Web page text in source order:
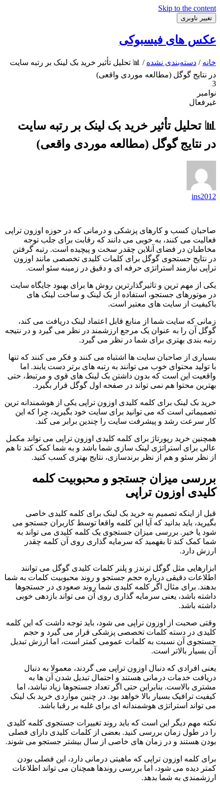
Skip to the content
تغییر ناوبری
عکس های فیسبوکی
خانه / دسته‌بندی نشده / 📊 تحلیل تأثیر خرید بک لینک بر رتبه سایت
در نتایج گوگل (مطالعه موردی واقعی)
3
نوامبر
غیرفعال
📊 تحلیل تأثیر خرید بک لینک بر رتبه سایت
در نتایج گوگل (مطالعه موردی واقعی)
ins2012
صاحبان کسب و کارهای پزشکی و درمانی که در حوزه اوزون تراپی
فعالیت می کنند، به خوبی می دانند که رقابت برای جلب توجه
مخاطبان در فضای آنلاین چقدر سخت و پیچیده است. رتبه گرفتن
در نتایج جستجوی گوگل برای کلمات کلیدی تخصصی مانند اوزون
تراپی نیازمند استراتژی حرفه ای و دقیق در زمینه سئو است.
یکی از مهم ترین و تاثیرگذارترین روش ها برای بهبود جایگاه سایت
در موتورهای جستجو، استفاده از بک لینک و ساخت لینک های
باکیفیت از سایت های معتبر است.
زمانی که سایت شما از منابع قابل اعتماد لینک دریافت می کند،
گوگل آن را به عنوان یک مرجع ارزشمند در نظر می گیرد و در نتیجه
رتبه بندی بهتری برای شما در نظر می گیرد.
بسیاری از صاحبان سایت ها اشتباه می کنند و فکر می کنند که تنها
با تولید محتوای خوب می توانند به رتبه های برتر دست یابند. اما
واقعیت این است که بدون داشتن بک لینک های قوی و مرتبط، حتی
بهترین محتوا هم نمی تواند در صفحه اول گوگل قرار بگیرد.
خرید بک لینک برای کلمه کلیدی اوزون تراپی یکی از هوشمندانه ترین
تصمیماتی است که می توانید برای سایت خود بگیرید، چرا که این
کار سرعت رشد و پیشرفت سایت را چندین برابر می کند.
همچنین خرید رپورتاژ برای کلمه کلیدی اوزون تراپی می تواند مکمل
عالی برای استراتژی لینک سازی شما باشد و به شما کمک کند تا هم
از نظر سئو و هم از نظر برندسازی، نتایج بهتری کسب کنید.
بررسی میزان جستجو و محبوبیت کلمه
کلیدی اوزون تراپی
قبل از اینکه تصمیم به خرید بک لینک برای کلمه کلیدی خاصی
بگیرید، باید بدانید که آیا این کلمه واقعا توسط کاربران جستجو می
شود یا خیر. بررسی میزان جستجوی یک کلمه کلیدی می تواند به
شما کمک کند تا بفهمید که سرمایه گذاری روی آن کلمه چقدر
ارزش دارد.
ابزارهایی مثل گوگل ترندز و پلنر کلمات کلیدی گوگل می توانند
اطلاعات دقیقی درباره حجم جستجو و روند محبوبیت کلمات به شما
بدهند. برای مثال اگر کلمه کلیدی شما روند صعودی در جستجوها
داشته باشد، یعنی سرمایه گذاری روی آن می تواند بازدهی خوبی
داشته باشد.
وقتی صحبت از اوزون تراپی می شود، باید توجه داشت که این کلمه
کلیدی در دسته کلمات تخصصی پزشکی قرار می گیرد و حجم
جستجوی آن نسبت به کلمات عمومی کمتر است، اما ارزش تبدیل
آن بسیار بالاتر است.
یعنی افرادی که دنبال اوزون تراپی می گردند، معمولا به دنبال
دریافت خدمات درمانی هستند و احتمال تبدیل شدن آن ها به
مشتری بالاست. بنابراین حتی اگر تعداد جستجوها زیاد نباشد، اما
کیفیت ترافیک بسیار بالا خواهد بود. در چنین مواردی خرید بک لینک
می تواند استراتژی هوشمندانه ای برای غلبه بر رقبا باشد.
نکته مهم دیگر این است که باید روند تغییرات جستجوی کلمه کلیدی
را در طول زمان بررسی کنید. بعضی از کلمات کلیدی دارای فصلی
بودن هستند و در زمان های خاصی از سال بیشتر جستجو می شوند.
برای کلمه اوزون تراپی که ماهیتی درمانی دارد، این فصلی بودن
کمتر دیده می شود، اما بررسی روندها همچنان می تواند اطلاعات
ارزشمندی به شما بدهد.